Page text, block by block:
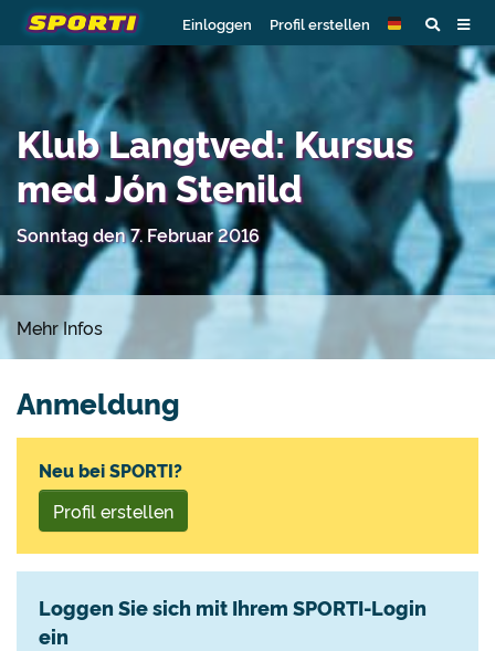
Einloggen Profil erstellen
Klub Langtved: Kursus
med Jón Stenild
Sonntag den 7. Februar 2016
Mehr Infos
Anmeldung
Neu bei SPORTI?
Profil erstellen
Loggen Sie sich mit Ihrem SPORTI-Login
ein